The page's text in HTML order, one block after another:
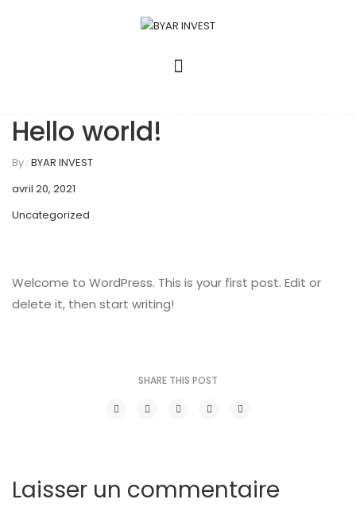
Hello world!
By : BYAR INVEST
avril 20, 2021
Uncategorized
Welcome to WordPress. This is your first post. Edit or
delete it, then start writing!
SHARE THIS POST
Laisser un commentaire